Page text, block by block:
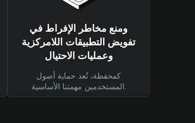
ومنع مخاطر الإفراط في
تفويض التطبيقات اللامركزية
وعمليات الاحتيال
كمحفظة، تُعد حماية أصول
المستخدمين مهمتنا الأساسية.